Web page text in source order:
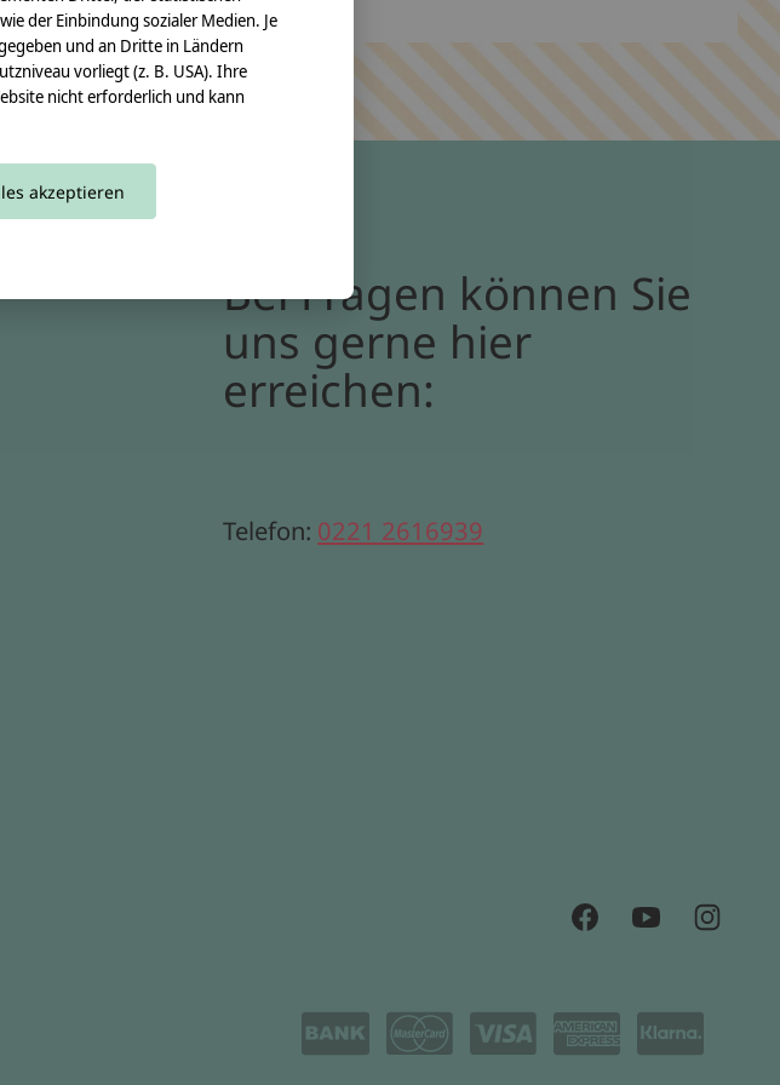
Bei Fragen können Sie
uns gerne hier
erreichen:
Telefon: 0221 2616939
der Einbindung sozialer Medien. Je
und an Dritte in Ländern
vorliegt (z. B. USA). Ihre
nicht erforderlich und kann
akzeptieren